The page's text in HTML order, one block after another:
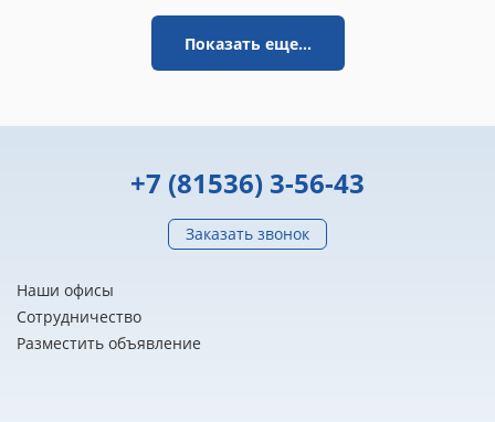
Показать еще...
+7 (81536) 3-56-43
Заказать звонок
Наши офисы
Сотрудничество
Разместить объявление